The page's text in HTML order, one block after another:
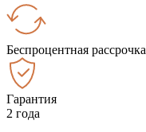
Беспроцентная рассрочка
Гарантия
2 года